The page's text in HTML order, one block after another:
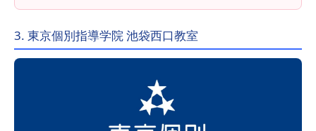
3. 東京個別指導学院 池袋西口教室